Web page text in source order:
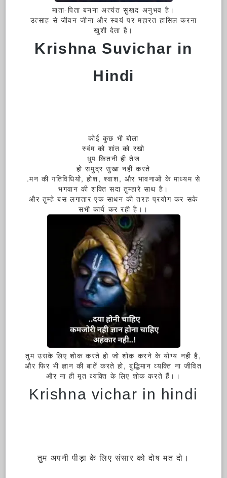
माता-पिता बनना अत्यंत सुखद अनुभव है।
उत्साह से जीवन जीना और स्वयं पर महारत हासिल करना
खुशी देता है।
Krishna Suvichar in
Hindi
कोई कुछ भी बोला
स्वंम को शांत को रखो
धुप कितनी ही तेज
हो समुद्र सुखा नहीं करते
.मन की गतिविधियों, होश, श्वाश, और भावनाओं के माध्यम से
भगवान की शक्ति सदा तुम्हारे साथ है।
और तुम्हे बस लगातार एक साधन की तरह प्रयोग कर सके
सभी कार्य कर रही है।।
तुम उसके लिए शोक करते हो जो शोक करने के योग्य नही हैं,
और फिर भी ज्ञान की बातें करते हो, बुद्धिमान व्यक्ति ना जीवित
और ना ही मृत व्यक्ति के लिए शोक करते हैं।।
Krishna vichar in hindi
तुम अपनी पीड़ा के लिए संसार को दोष मत दो।